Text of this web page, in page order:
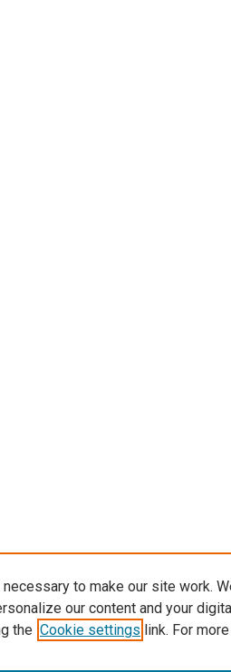
to make our site work.
our content and your
the Cookie settings link. For